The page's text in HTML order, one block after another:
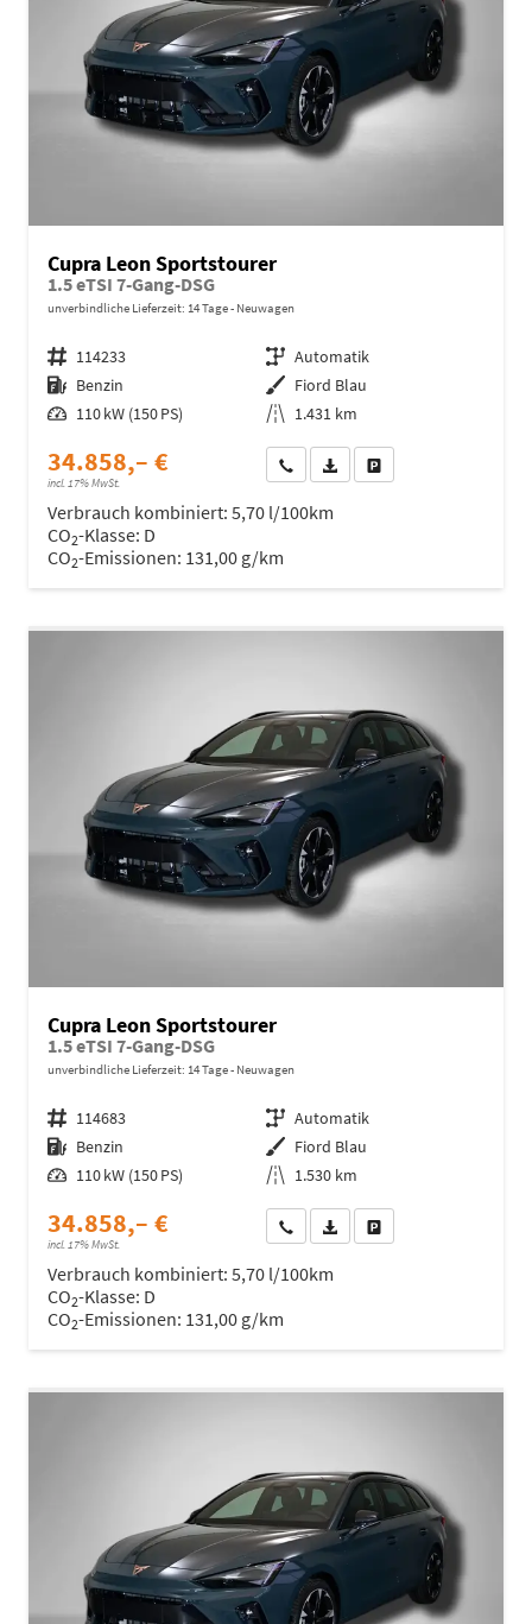
Cupra Leon Sportstourer
1.5 eTSI 7-Gang-DSG
unverbindliche Lieferzeit: 14 Tage Neuwagen
Fahrzeugnr. 114233 Getriebe Automatik
Kraftstoff Benzin Außenfarbe Fiord Blau
Leistung 110 kW (150 PS) Kilometerstand 1.431 km
34.858,– €
incl. 17% MwSt.
Wir rufen Sie anFahrzeugexposé (PDF)
Verbrauch kombiniert: 5,70 l/100km
CO2-Klasse: D
CO2-Emissionen: 131,00 g/km
Cupra Leon Sportstourer
1.5 eTSI 7-Gang-DSG
unverbindliche Lieferzeit: 14 Tage Neuwagen
Fahrzeugnr. 114683 Getriebe Automatik
Kraftstoff Benzin Außenfarbe Fiord Blau
Leistung 110 kW (150 PS) Kilometerstand 1.530 km
34.858,– €
incl. 17% MwSt.
Wir rufen Sie anFahrzeugexposé (PDF)
Verbrauch kombiniert: 5,70 l/100km
CO2-Klasse: D
CO2-Emissionen: 131,00 g/km